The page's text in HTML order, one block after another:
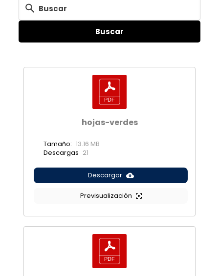
Buscar
hojas-verdes
Tamaño: 13.16 MB
Descargas 21
Descargar
Previsualización